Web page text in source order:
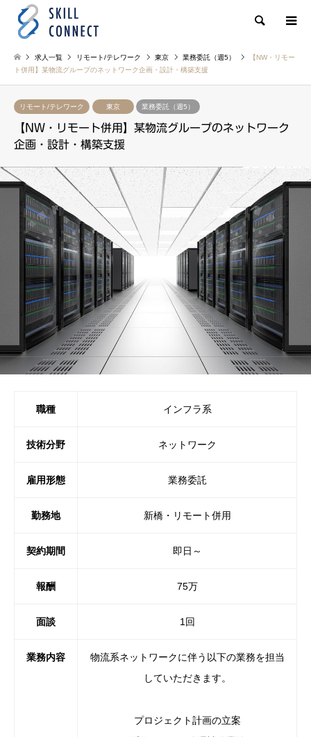
検索
求人一覧 リモート/テレワーク 東京 業務委託（週5）
【NW・リモー
ト併用】某物流グループのネットワーク企画・設計・構築支援
リモート/テレワーク 東京 業務委託（週5）
【NW・リモート併用】某物流グループのネットワーク
企画・設計・構築支援
職種 インフラ系
技術分野 ネットワーク
雇用形態 業務委託
勤務地 新橋・リモート併用
契約期間 即日～
報酬 75万
面談 1回
業務内容
物流系ネットワークに伴う以下の業務を担当
していただきます。
プロジェクト計画の立案